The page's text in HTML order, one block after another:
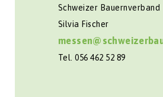
Schweizer Bauernverband
Silvia Fischer
Tel. 056 462 52 89